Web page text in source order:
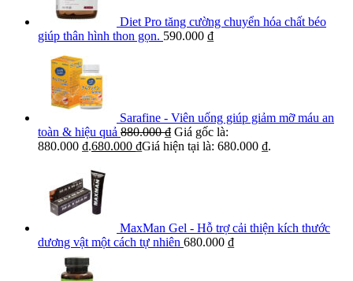
Diet Pro tăng cường chuyển hóa chất béo
giúp thân hình thon gọn. 590.000 ₫
Sarafine - Viên uống giúp giảm mỡ máu an
toàn & hiệu quả 880.000₫ Giá gốc là:
880.000 ₫.680.000 ₫Giá hiện tại là: 680.000 ₫.
MaxMan Gel - Hỗ trợ cải thiện kích thước
dương vật một cách tự nhiên 680.000 ₫